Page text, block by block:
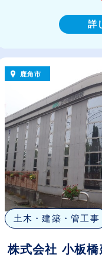
詳
鹿角市
土木・建築・管工事
株式会社 小板橋